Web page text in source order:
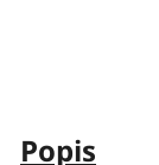
Popis